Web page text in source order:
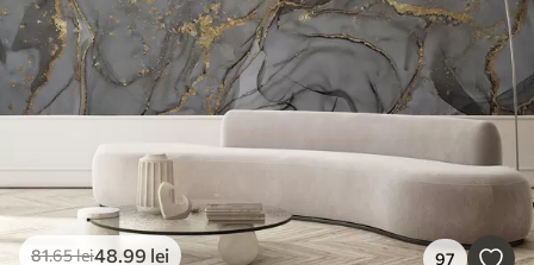
81.65lei48.99 lei 97